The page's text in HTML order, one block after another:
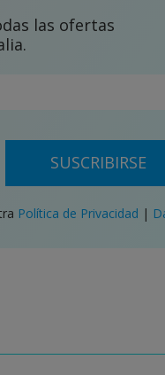
las ofertas
SUSCRIBIRSE
Política de Privacidad |